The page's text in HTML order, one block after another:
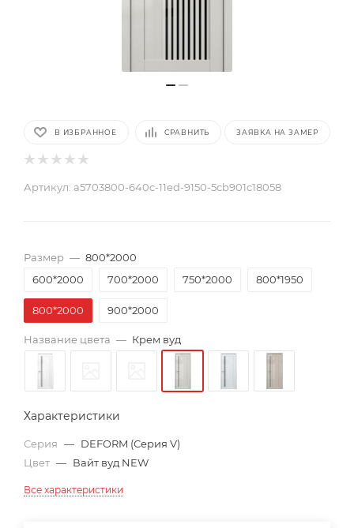
В ИЗБРАННОЕ СРАВНИТЬ ЗАЯВКА НА ЗАМЕР
Артикул: a5703800-640c-11ed-9150-5cb901c18058
Размер — 800*2000
600*2000
700*2000 750*2000 800*1950
800*2000 900*2000
Название цвета — Крем вуд
Характеристики
Серия — DEFORM (Серия V)
Цвет — Вайт вуд NEW
Все характеристики